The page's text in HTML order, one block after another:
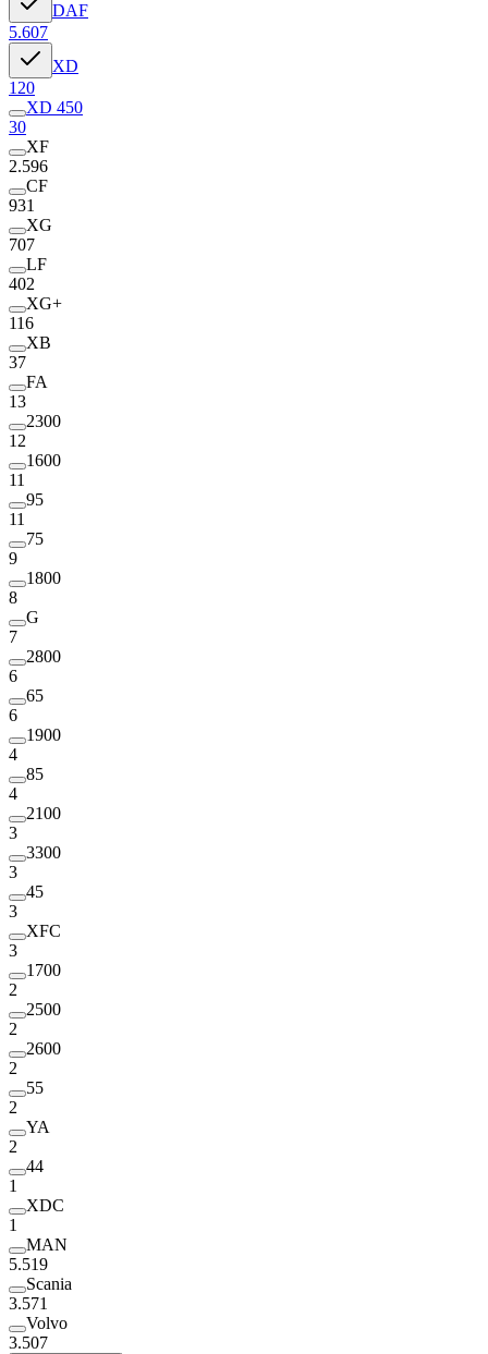
DAF
5.607
XD
120
XD 450
30
XF
2.596
CF
931
XG
707
LF
402
XG+
116
XB
37
FA
13
2300
12
1600
11
95
11
75
9
1800
8
G
7
2800
6
65
6
1900
4
85
4
2100
3
3300
3
45
3
XFC
3
1700
2
2500
2
2600
2
55
2
YA
2
44
1
XDC
1
MAN
5.519
Scania
3.571
Volvo
3.507